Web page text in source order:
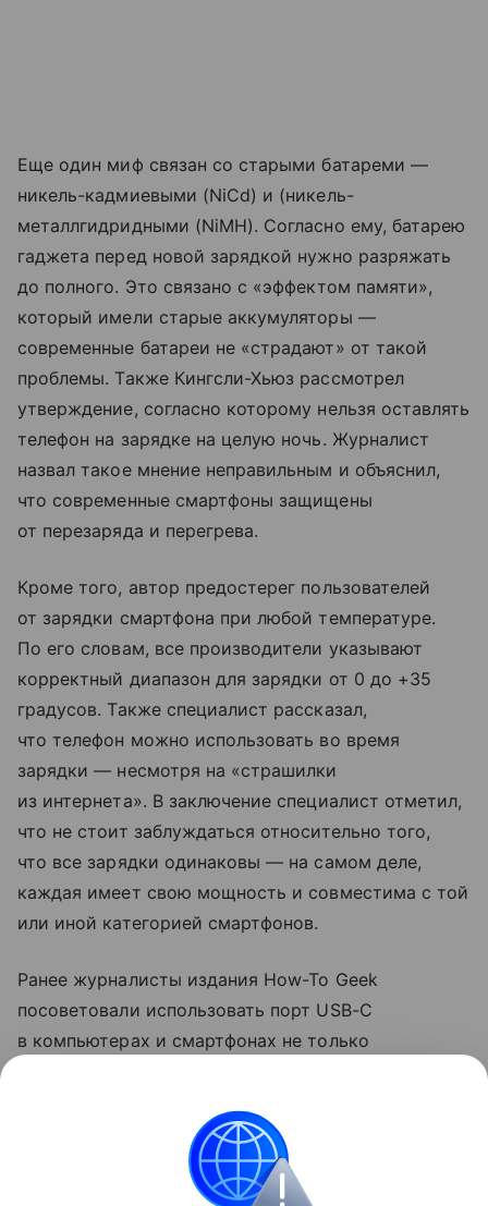
Еще один миф связан со старыми батареми —
никель-кадмиевыми (NiCd) и (никель-
металлгидридными (NiMH). Согласно ему, батарею
гаджета перед новой зарядкой нужно разряжать
до полного. Это связано с «эффектом памяти»,
который имели старые аккумуляторы —
современные батареи не «страдают» от такой
проблемы. Также Кингсли-Хьюз рассмотрел
утверждение, согласно которому нельзя оставлять
телефон на зарядке на целую ночь. Журналист
назвал такое мнение неправильным и объяснил,
что современные смартфоны защищены
от перезаряда и перегрева.
Кроме того, автор предостерег пользователей
от зарядки смартфона при любой температуре.
По его словам, все производители указывают
корректный диапазон для зарядки от 0 до +35
градусов. Также специалист рассказал,
что телефон можно использовать во время
зарядки — несмотря на «страшилки
из интернета». В заключение специалист отметил,
что не стоит заблуждаться относительно того,
что все зарядки одинаковы — на самом деле,
каждая имеет свою мощность и совместима с той
или иной категорией смартфонов.
Ранее журналисты издания How-To Geek
посоветовали использовать порт USB-C
в компьютерах и смартфонах не только
скорости и подключаться к мониторам.